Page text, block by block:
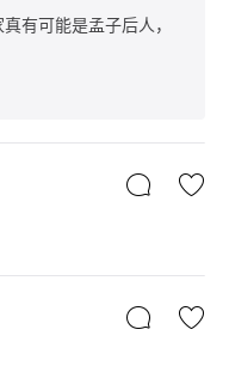
有可能是孟子后人，